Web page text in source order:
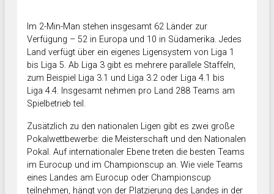
Im 2-Min-Man stehen insgesamt 62 Länder zur
Verfügung – 52 in Europa und 10 in Südamerika. Jedes
Land verfügt über ein eigenes Ligensystem von Liga 1
bis Liga 5. Ab Liga 3 gibt es mehrere parallele Staffeln,
zum Beispiel Liga 3.1 und Liga 3.2 oder Liga 4.1 bis
Liga 4.4. Insgesamt nehmen pro Land 288 Teams am
Spielbetrieb teil.
Zusätzlich zu den nationalen Ligen gibt es zwei große
Pokalwettbewerbe: die Meisterschaft und den Nationalen
Pokal. Auf internationaler Ebene treten die besten Teams
im Eurocup und im Championscup an. Wie viele Teams
eines Landes am Eurocup oder Championscup
teilnehmen, hängt von der Platzierung des Landes in der